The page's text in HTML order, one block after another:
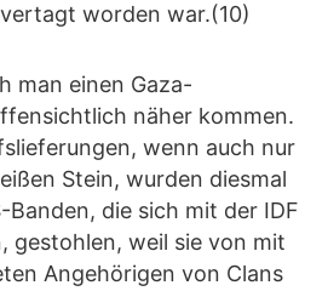
worden war.(10)
man einen Gaza-
näher kommen.
wenn auch nur
Stein, wurden diesmal
Banden, die sich mit der IDF
gestohlen, weil sie von mit
Angehörigen von Clans